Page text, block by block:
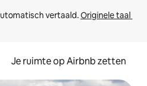
vertaald. Originele taal
Je ruimte op Airbnb zetten